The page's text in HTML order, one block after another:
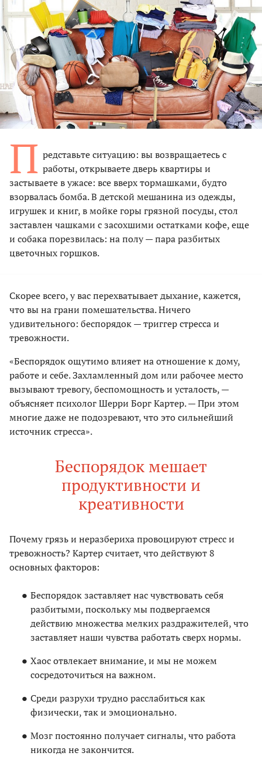
П редставьте ситуацию: вы возвращаетесь с
работы, открываете дверь квартиры и
застываете в ужасе: все вверх тормашками, будто
взорвалась бомба. В детской мешанина из одежды,
игрушек и книг, в мойке горы грязной посуды, стол
заставлен чашками с засохшими остатками кофе, еще
и собака порезвилась: на полу — пара разбитых
цветочных горшков.
Скорее всего, у вас перехватывает дыхание, кажется,
что вы на грани помешательства. Ничего
удивительного: беспорядок — триггер стресса и
тревожности.
«Беспорядок ощутимо влияет на отношение к дому,
работе и себе. Захламленный дом или рабочее место
вызывают тревогу, беспомощность и усталость, —
объясняет психолог Шерри Борг Картер. — При этом
многие даже не подозревают, что это сильнейший
источник стресса».
Беспорядок мешает
продуктивности и
креативности
Почему грязь и неразбериха провоцируют стресс и
тревожность? Картер считает, что действуют 8
основных факторов:
Беспорядок заставляет нас чувствовать себя
разбитыми, поскольку мы подвергаемся
действию множества мелких раздражителей, что
заставляет наши чувства работать сверх нормы.
Хаос отвлекает внимание, и мы не можем
сосредоточиться на важном.
Среди разрухи трудно расслабиться как
физически, так и эмоционально.
Мозг постоянно получает сигналы, что работа
никогда не закончится.